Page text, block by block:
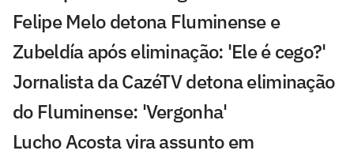
Felipe Melo detona Fluminense e
Zubeldía após eliminação: 'Ele é cego?'
Jornalista da CazéTV detona eliminação
do Fluminense: 'Vergonha'
Lucho Acosta vira assunto em